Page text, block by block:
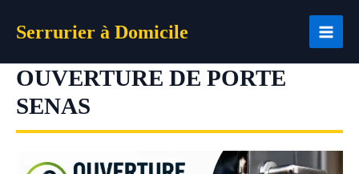
Serrurier à Domicile
OUVERTURE DE PORTE
SENAS